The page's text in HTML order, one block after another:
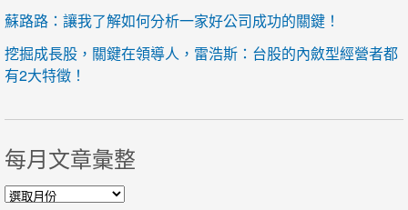
蘇路路：讓我了解如何分析一家好公司成功的關鍵！
挖掘成長股，關鍵在領導人，雷浩斯：台股的內斂型經營者都
有2大特徵！
每月文章彙整
每月文章彙整